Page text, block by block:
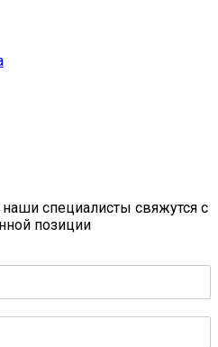
специалисты свяжутся с
позиции